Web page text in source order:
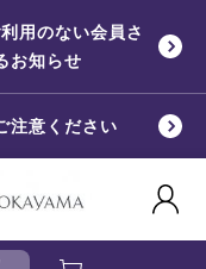
用のない会員さ
お知らせ
注意ください